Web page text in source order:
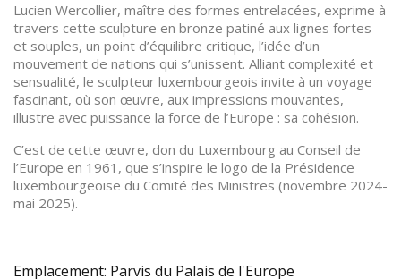
Lucien Wercollier, maître des formes entrelacées, exprime à
travers cette sculpture en bronze patiné aux lignes fortes
et souples, un point d’équilibre critique, l’idée d’un
mouvement de nations qui s’unissent. Alliant complexité et
sensualité, le sculpteur luxembourgeois invite à un voyage
fascinant, où son œuvre, aux impressions mouvantes,
illustre avec puissance la force de l’Europe : sa cohésion.
C’est de cette œuvre, don du Luxembourg au Conseil de
l’Europe en 1961, que s’inspire le logo de la Présidence
luxembourgeoise du Comité des Ministres (novembre 2024-
mai 2025).
Emplacement: Parvis du Palais de l'Europe